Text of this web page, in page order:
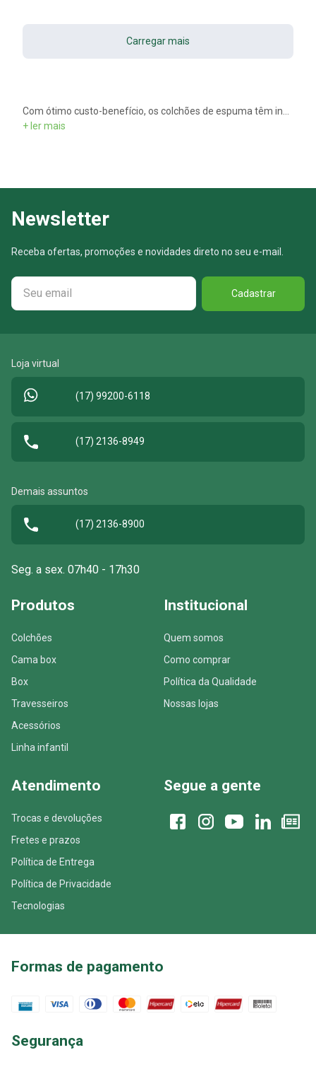
Carregar mais
+ ler mais
Newsletter
Receba ofertas, promoções e novidades direto no seu e-mail.
Cadastrar
Produtos
Colchões
Cama box
Box
Travesseiros
Acessórios
Linha infantil
Institucional
Quem somos
Como comprar
Política da Qualidade
Nossas lojas
Atendimento
Trocas e devoluções
Fretes e prazos
Política de Entrega
Política de Privacidade
Tecnologias
Loja virtual
(17) 99200-6118
(17) 2136-8949
Demais assuntos
(17) 2136-8900
Seg. a sex. 07h40 - 17h30
Segue a gente
Formas de pagamento
Segurança